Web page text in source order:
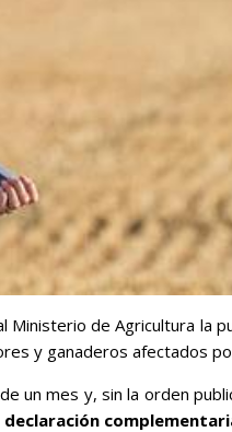
Ministerio de Agricultura
y ganaderos afectados
un mes y, sin la orden
declaración